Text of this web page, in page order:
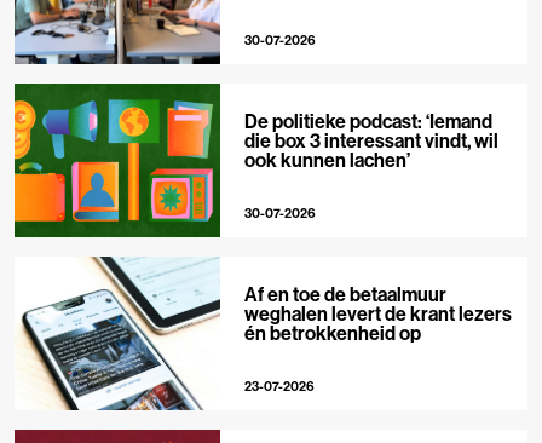
30-07-2026
De politieke podcast: ‘Iemand
die box 3 interessant vindt, wil
ook kunnen lachen’
30-07-2026
Af en toe de betaalmuur
weghalen levert de krant lezers
én betrokkenheid op
23-07-2026